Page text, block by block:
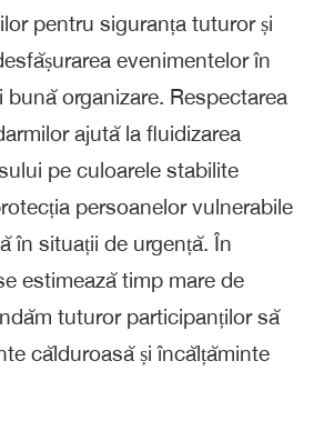
pentru siguranța tuturor și
evenimentelor în
bună organizare. Respectarea
ajută la fluidizarea
pe culoarele stabilite
persoanelor vulnerabile
în situații de urgență. În
estimează timp mare de
tuturor participanților să
călduroasă și încălțăminte